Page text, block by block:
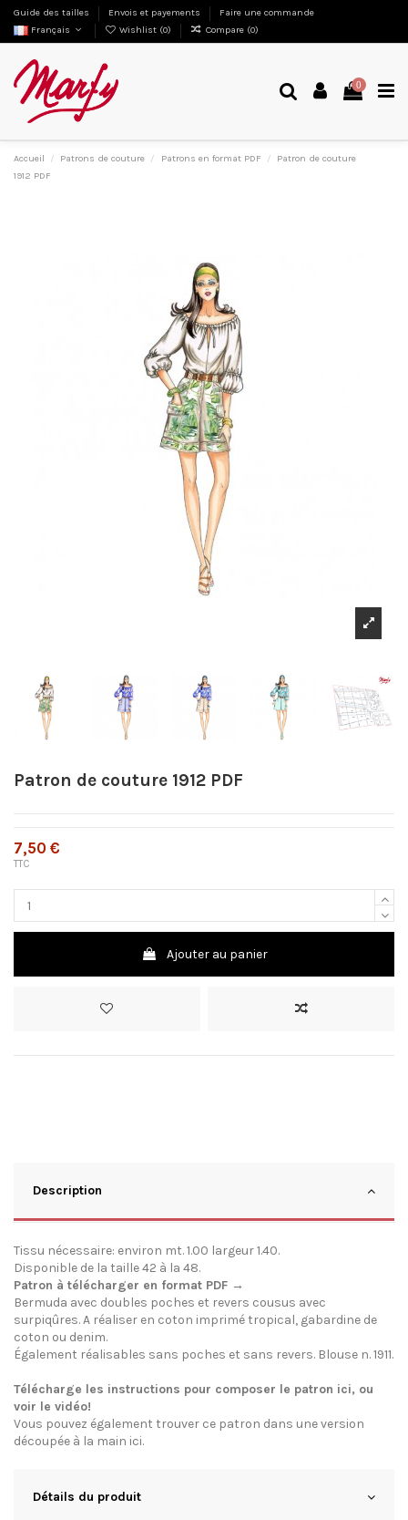
Guide des tailles Envois et payements
Faire une commande
Français
Wishlist (0) Compare (0)
0
Accueil Patrons de couture Patrons en format PDF
Patron de couture
1912 PDF
Patron de couture 1912 PDF
7,50 €
TTC
Ajouter au panier
Description
Tissu nécessaire: environ mt. 1.00 largeur 1.40.
Disponible de la taille 42 à la 48.
Patron à télécharger en format PDF →
Bermuda avec doubles poches et revers cousus avec
surpiqûres. A réaliser en coton imprimé tropical, gabardine de
coton ou denim.
Également réalisables sans poches et sans revers. Blouse n. 1911.
Télécharge les instructions pour composer le patron ici, ou
voir le vidéo!
Vous pouvez également trouver ce patron dans une version
découpée à la main ici.
Détails du produit